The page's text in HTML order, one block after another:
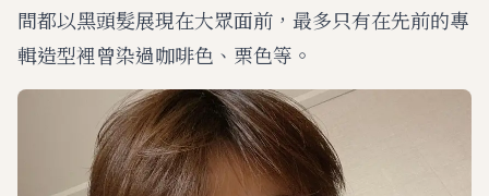
間都以黑頭髮展現在大眾面前，最多只有在先前的專
輯造型裡曾染過咖啡色、栗色等。